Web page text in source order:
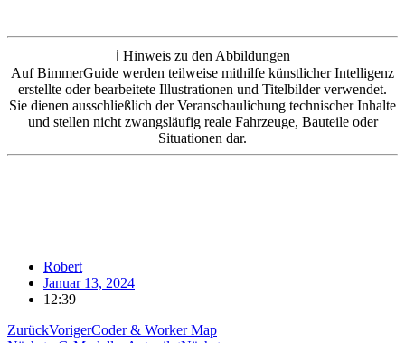
ℹ️ Hinweis zu den Abbildungen
Auf BimmerGuide werden teilweise mithilfe künstlicher Intelligenz
erstellte oder bearbeitete Illustrationen und Titelbilder verwendet.
Sie dienen ausschließlich der Veranschaulichung technischer Inhalte
und stellen nicht zwangsläufig reale Fahrzeuge, Bauteile oder
Situationen dar.
Robert
Januar 13, 2024
12:39
ZurückVorigerCoder & Worker Map